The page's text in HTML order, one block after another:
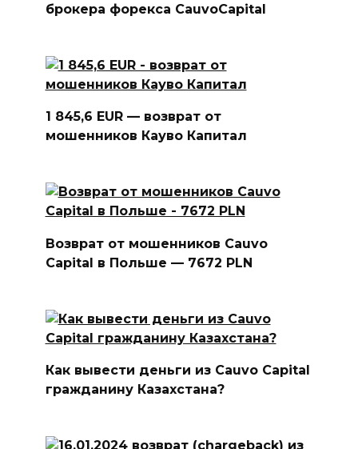
брокера форекса CauvoCapital
1 845,6 EUR — возврат от
мошенников Кауво Капитал
Возврат от мошенников Cauvo
Capital в Польше — 7672 PLN
Как вывести деньги из Cauvo Capital
гражданину Казахстана?